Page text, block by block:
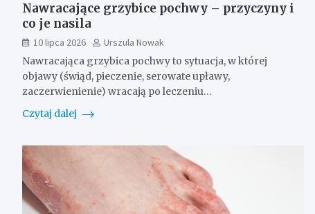
Nawracające grzybice pochwy – przyczyny i
co je nasila
10 lipca 2026
Urszula Nowak
Nawracająca grzybica pochwy to sytuacja, w której
objawy (świąd, pieczenie, serowate upławy,
zaczerwienienie) wracają po leczeniu…
Czytaj dalej